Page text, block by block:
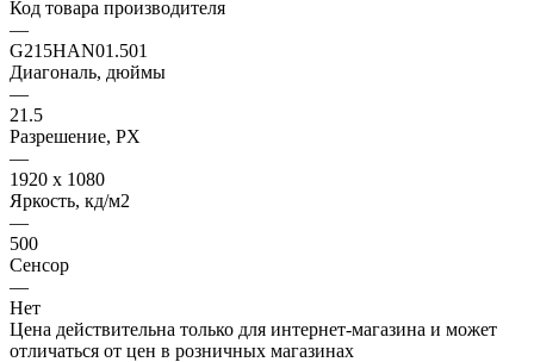
Код товара производителя
—
G215HAN01.501
Диагональ, дюймы
—
21.5
Разрешение, PX
—
1920 х 1080
Яркость, кд/м2
—
500
Сенсор
—
Нет
Цена действительна только для интернет-магазина и может
отличаться от цен в розничных магазинах